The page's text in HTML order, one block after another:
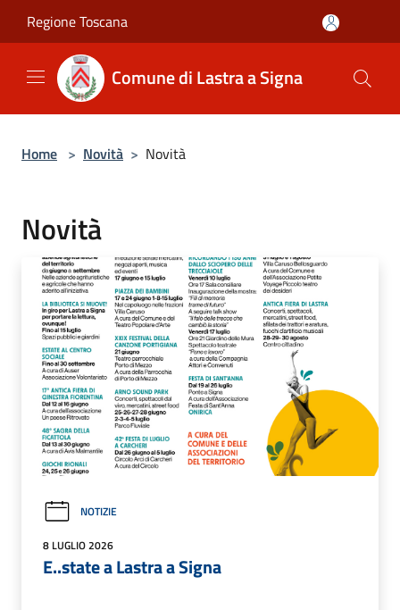
Regione Toscana
Comune di Lastra a Signa
Home > Novità > Novità
Novità
NOTIZIE
8 LUGLIO 2026
E..state a Lastra a Signa